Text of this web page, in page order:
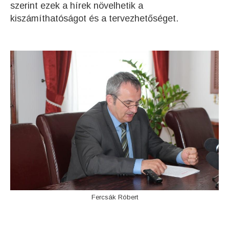
szerint ezek a hírek növelhetik a
kiszámíthatóságot és a tervezhetőséget.
Fercsák Róbert